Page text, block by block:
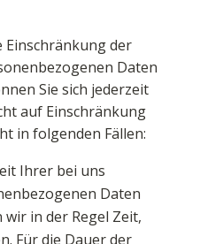
Einschränkung der
Daten
Sie sich jederzeit
auf Einschränkung
in folgenden Fällen:
Ihrer bei uns
Daten
in der Regel Zeit,
Für die Dauer der